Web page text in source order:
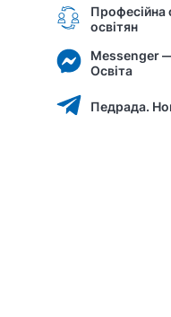
Професійна
освітян
Messenger
Освіта
Педрада.